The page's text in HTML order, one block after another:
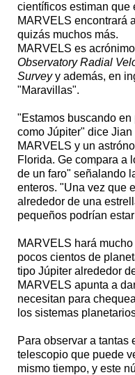
científicos estiman que
MARVELS encontrará
quizás muchos más.
MARVELS es
Observatory Radial
Surveyy además, en
"Maravillas".
"Estamos buscando
como Júpiter" dice
MARVELS y un
Florida. Ge compara a
de un faro" señalando
enteros. "Una vez que
alrededor de una
pequeños podrían
MARVELS hará
pocos cientos de
tipo Júpiter alrededor
MARVELS apunta a
necesitan para
los sistemas
Para observar a tantas
telescopio que puede
mismo tiempo, y este